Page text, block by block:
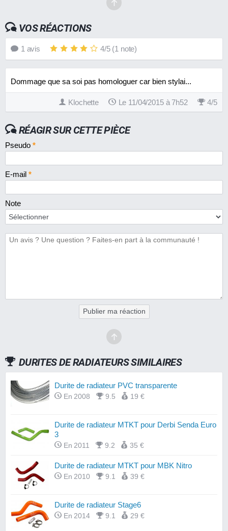
VOS RÉACTIONS
1 avis 4/5(1 note)
Dommage que sa soi pas homologuer car bien stylai...
Klochette Le 11/04/2015 à 7h52 4/5
RÉAGIR SUR CETTE PIÈCE
Pseudo *
E-mail *
Note
Publier ma réaction
DURITES DE RADIATEURS SIMILAIRES
Durite de radiateur PVC transparente
En 2008 9.5 19 €
Durite de radiateur MTKT pour Derbi Senda Euro
3
En 2011 9.2 35 €
Durite de radiateur MTKT pour MBK Nitro
En 2010 9.1 39 €
Durite de radiateur Stage6
En 2014 9.1 29 €